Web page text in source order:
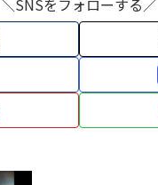
＼SNSをフォローする／